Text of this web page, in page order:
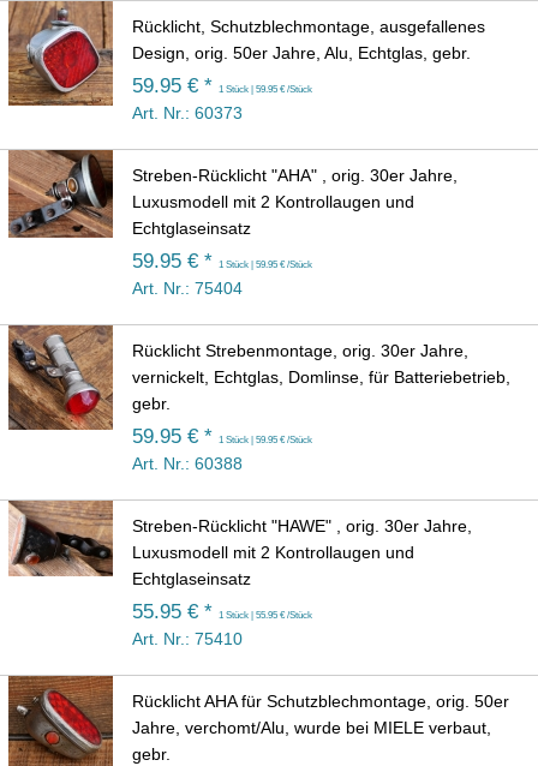
Rücklicht, Schutzblechmontage, ausgefallenes
Design, orig. 50er Jahre, Alu, Echtglas, gebr.
59.95 € * 1 Stück | 59.95 € /Stück
Art. Nr.: 60373
Streben-Rücklicht "AHA" , orig. 30er Jahre,
Luxusmodell mit 2 Kontrollaugen und
Echtglaseinsatz
59.95 € * 1 Stück | 59.95 € /Stück
Art. Nr.: 75404
Rücklicht Strebenmontage, orig. 30er Jahre,
vernickelt, Echtglas, Domlinse, für Batteriebetrieb,
gebr.
59.95 € * 1 Stück | 59.95 € /Stück
Art. Nr.: 60388
Streben-Rücklicht "HAWE" , orig. 30er Jahre,
Luxusmodell mit 2 Kontrollaugen und
Echtglaseinsatz
55.95 € * 1 Stück | 55.95 € /Stück
Art. Nr.: 75410
Rücklicht AHA für Schutzblechmontage, orig. 50er
Jahre, verchomt/Alu, wurde bei MIELE verbaut,
gebr.